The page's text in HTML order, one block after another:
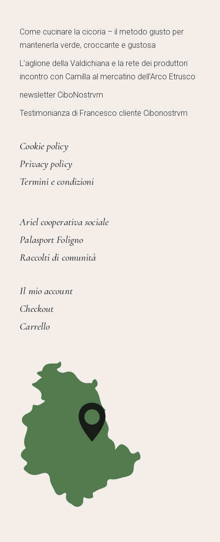
Come cucinare la cicoria – il metodo giusto per
mantenerla verde, croccante e gustosa
L’aglione della Valdichiana e la rete dei produttori
incontro con Camilla al mercatino dell’Arco Etrusco
newsletter CiboNostrvm
Testimonianza di Francesco cliente Cibonostrvm
Cookie policy
Privacy policy
Termini e condizioni
Ariel cooperativa sociale
Palasport Foligno
Raccolti di comunità
Il mio account
Checkout
Carrello